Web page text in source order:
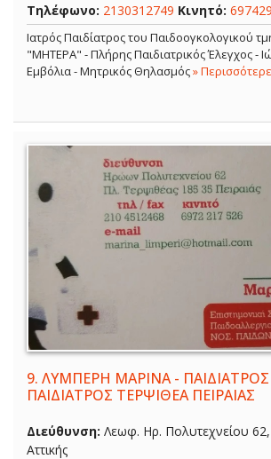
Τηλέφωνο: 2130312749 Κινητό:
Ιατρός Παιδίατρος του Παιδοογκολογικού
"ΜΗΤΕΡΑ" - Πλήρης Παιδιατρικός Έλεγχος -
Εμβόλια - Μητρικός Θηλασμός»
9. ΛΥΜΠΕΡΗ ΜΑΡΙΝΑ - ΠΑΙΔΙΑΤΡΟΣ
ΠΑΙΔΙΑΤΡΟΣ ΤΕΡΨΙΘΕΑ ΠΕΙΡΑΙΑΣ
Διεύθυνση: Λεωφ. Ηρ. Πολυτεχνείου 62,
Αττικής